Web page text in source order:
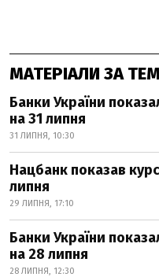
МАТЕРІАЛИ ЗА
Банки України
на 31 липня
31 ЛИПНЯ, 10:30
Нацбанк показав
липня
29 ЛИПНЯ, 17:10
Банки України
на 28 липня
28 ЛИПНЯ, 12:30